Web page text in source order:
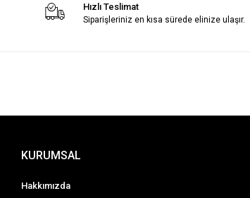
Hızlı Teslimat
Siparişleriniz en kısa sürede elinize ulaşır.
KURUMSAL
Hakkımızda